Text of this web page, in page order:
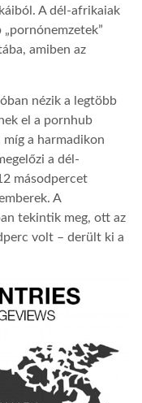
A dél-afrikaiak
amiben az
nézik a legtöbb
el a pornhub
a harmadikon
a dél-
másodpercet
A
tekintik meg, ott az
volt – derült ki a